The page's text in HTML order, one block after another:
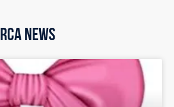
NEWS